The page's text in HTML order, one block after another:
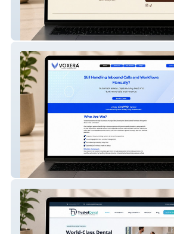
GRACHE – Luxury Fashion
Website
Voxera – AI Voice Automation SaaS
Website